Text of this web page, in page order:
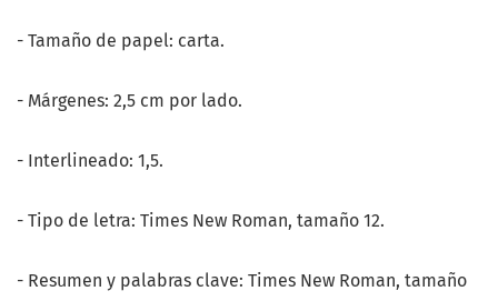
- Tamaño de papel: carta.
- Márgenes: 2,5 cm por lado.
- Interlineado: 1,5.
- Tipo de letra: Times New Roman, tamaño 12.
- Resumen y palabras clave: Times New Roman, tamaño